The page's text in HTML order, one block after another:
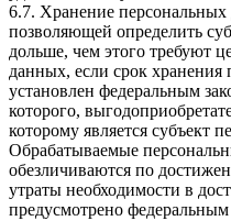
6.7. Хранение
позволяющей определить
дольше, чем этого требуют
данных, если срок
установлен федеральным
которого,
которому является субъект
Обрабатываемые
обезличиваются по
утраты необходимости в
предусмотрено федеральным